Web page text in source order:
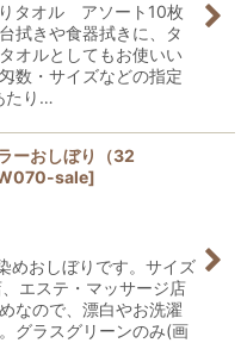
タオル アソート10枚
拭きや食器拭きに、タ
オルとしてもお使いい
数・サイズなどの指定
たり…
ーおしぼり（32
sale]
めおしぼりです。サイズ
エステ・マッサージ店
なので、漂白やお洗濯
グラスグリーンのみ(画